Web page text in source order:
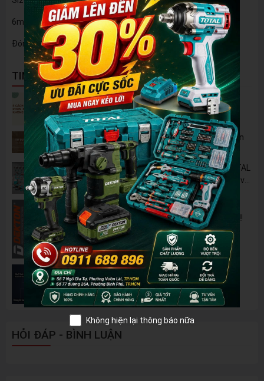
6mm, 8mm, 10mm
Đóng gói bằng hộp nhựa
TIN NỔI BẬT
5 Cách Tận Dụng Máy Phun Xịt Áp Lực Cao
Không Chỉ Để Rửa Xe
Tủ Dụng Cụ CSPS: Giải Pháp Sắp Xếp Chuyên
Nghiệp Cho Mọi Xưởng Cơ Khí
🔋 Đột Phá Công Nghệ: Pin Lithium 42V TOTAL
B42M – Giải Pháp Thay Thế Máy Dùng Điện và
Nhiên Liệu
Pin 2Ah Chân Phổ Thông Dekton M21-
B2065PLUS - GỌN NHẸ, TIỆN LỢI đã về hàng!!!
Đánh Giá 2 Mẫu Máy Mài WORKPRO Giá Rẻ
Đáng Mua Nhất Hiện Nay
HỎI ĐÁP - BÌNH LUẬN
Không hiện lại thông báo nữa